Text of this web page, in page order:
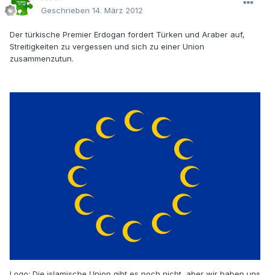
Geschrieben 14. März 2012
Der türkische Premier Erdogan fordert Türken und Araber auf,
Streitigkeiten zu vergessen und sich zu einer Union
zusammenzutun.